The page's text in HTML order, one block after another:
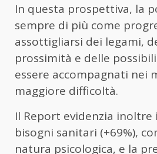
In questa prospettiva, la
sempre di più come
assottigliarsi dei legami,
prossimità e delle
essere accompagnati nei
maggiore difficoltà.
Il Report evidenzia
bisogni sanitari (+69%),
natura psicologica, e la